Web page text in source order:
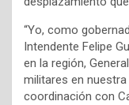
“Yo, como
Intendente Felipe
en la región,
militares en
coordinación con